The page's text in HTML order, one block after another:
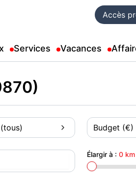
Accès
Services Vacances
Budget (€)
Élargir à :0 km